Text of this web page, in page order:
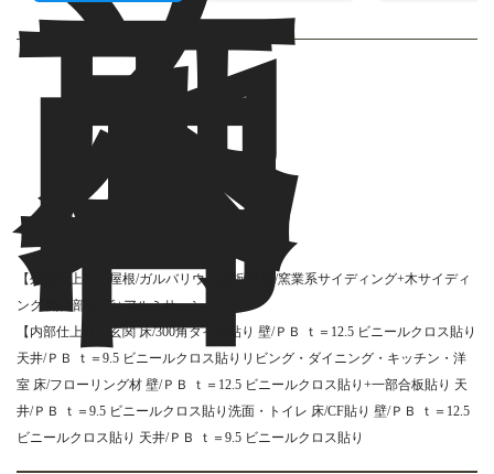
施
工
内
容
【外部仕上げ】屋根/ガルバリウム鋼板 外壁/窯業系サイディング+木サイディ
ング 開口部/樹脂+アルミサッシ
【内部仕上げ】玄関 床/300角タイル貼り 壁/ＰＢ ｔ＝12.5 ビニールクロス貼り
天井/ＰＢ ｔ＝9.5 ビニールクロス貼りリビング・ダイニング・キッチン・洋
室 床/フローリング材 壁/ＰＢ ｔ＝12.5 ビニールクロス貼り+一部合板貼り 天
井/ＰＢ ｔ＝9.5 ビニールクロス貼り洗面・トイレ 床/CF貼り 壁/ＰＢ ｔ＝12.5
ビニールクロス貼り 天井/ＰＢ ｔ＝9.5 ビニールクロス貼り